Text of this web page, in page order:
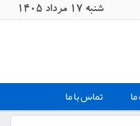
شنبه 17 مرداد 1405
تماس با ما